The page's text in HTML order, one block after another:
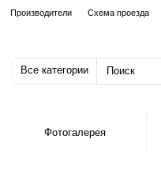
Производители Схема проезда
Все категории
Фотогалерея